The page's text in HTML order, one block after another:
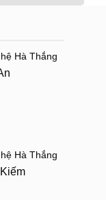
Hà Thắng
Hà Thắng